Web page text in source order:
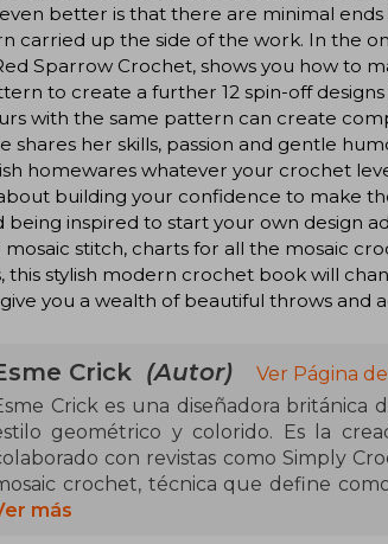
better is that there are minimal
carried up the side of the work. In the
Sparrow Crochet, shows you how to
to create a further 12 spin-off
with the same pattern can create
shares her skills, passion and gentle
homewares whatever your crochet
building your confidence to make
being inspired to start your own design
stitch, charts for all the mosaic
stylish modern crochet book will
you a wealth of beautiful throws and
Crick (Autor)
Ver Página
Crick es una diseñadora
geométrico y colorido. Es la
con revistas como Simply
crochet, técnica que define
la revista YARN The After Party de
más